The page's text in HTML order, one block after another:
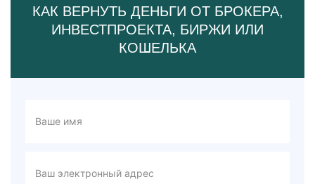
КАК ВЕРНУТЬ ДЕНЬГИ ОТ БРОКЕРА,
ИНВЕСТПРОЕКТА, БИРЖИ ИЛИ
КОШЕЛЬКА